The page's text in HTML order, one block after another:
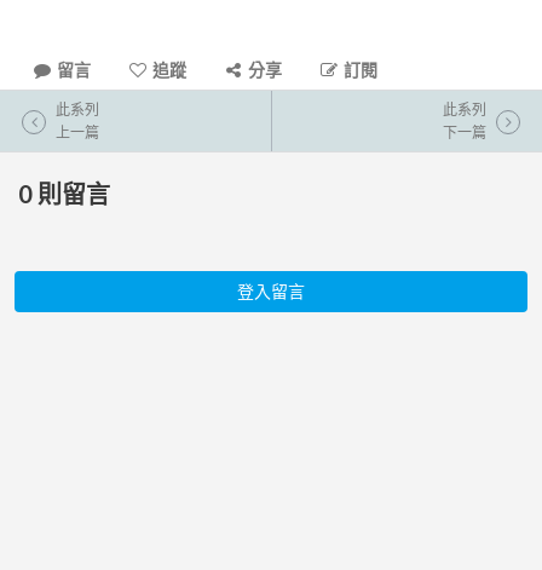
留言 追蹤 分享 訂閱
此系列
上一篇
此系列
下一篇
0 則留言
登入留言